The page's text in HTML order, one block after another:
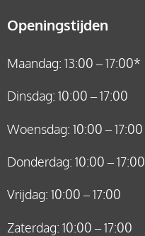
Openingstijden
Maandag: 13:00 – 17:00*
Dinsdag: 10:00 – 17:00
Woensdag: 10:00 – 17:00
Donderdag: 10:00 – 17:00
Vrijdag: 10:00 – 17:00
Zaterdag: 10:00 – 17:00